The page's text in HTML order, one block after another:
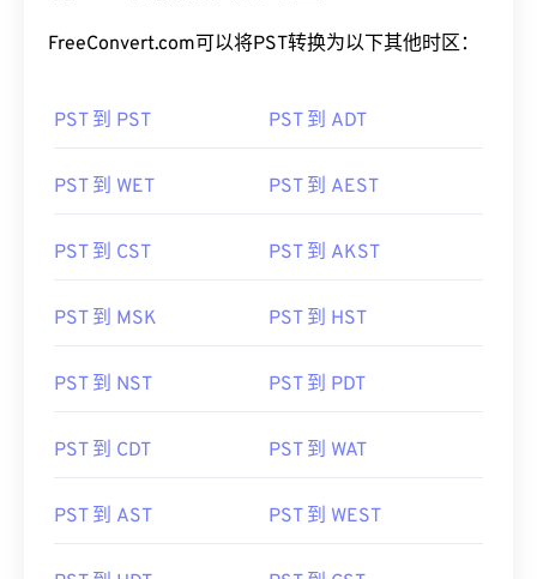
FreeConvert.com可以将PST转换为以下其他时区：
PST 到 PST PST 到 ADT
PST 到 WET PST 到 AEST
PST 到 CST PST 到 AKST
PST 到 MSK PST 到 HST
PST 到 NST PST 到 PDT
PST 到 CDT PST 到 WAT
PST 到 AST PST 到 WEST